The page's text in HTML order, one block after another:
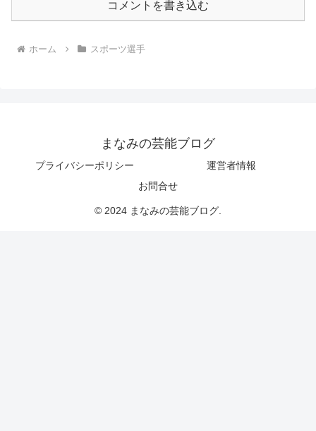
コメントを書き込む
ホーム スポーツ選手
まなみの芸能ブログ
プライバシーポリシー
運営者情報
お問合せ
© 2024 まなみの芸能ブログ.